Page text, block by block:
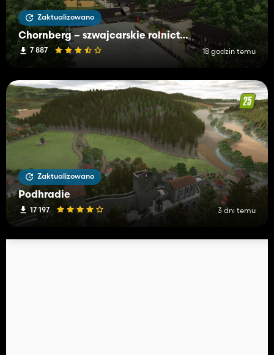
Zaktualizowano
Chornberg – szwajcarskie rolnictwo pomiędzy górami i dolinami
7 887 18 godzin temu
Zaktualizowano
Podhradie
17 197 3 dni temu